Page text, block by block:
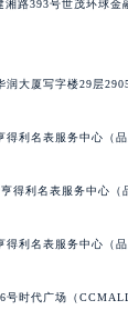
路393号世茂环球金
大厦写字楼29层
利名表服务中心（
得利名表服务中心（
利名表服务中心（
号时代广场（